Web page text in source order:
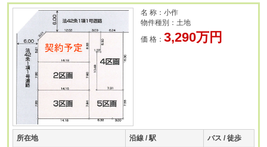
名 称：小作
物件種別：土地
価 格： 3,290万円
所在地 沿線 / 駅 バス / 徒歩